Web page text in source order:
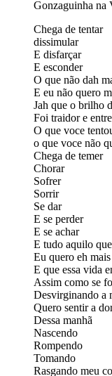
Gonzaguinha na
Chega de tentar
dissimular
E disfarçar
E esconder
O que não dah
E eu não quero
Jah que o brilho
Foi traidor e
O que voce
o que voce não
Chega de temer
Chorar
Sofrer
Sorrir
Se dar
E se perder
E se achar
E tudo aquilo
Eu quero eh
E que essa vida
Assim como se
Desvirginando a
Quero sentir a
Dessa manhã
Nascendo
Rompendo
Tomando
Rasgando meu